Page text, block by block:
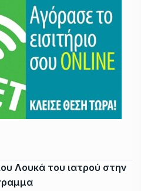
Λουκά του ιατρού στην